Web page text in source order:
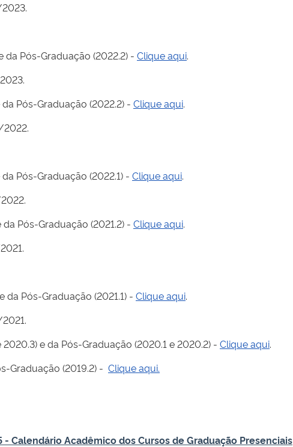
da Pós-Graduação (2022.2) - Clique aqui.
Pós-Graduação (2022.2) - Clique aqui.
Pós-Graduação (2022.1) - Clique aqui.
da Pós-Graduação (2021.2) - Clique aqui.
da Pós-Graduação (2021.1) - Clique aqui.
e da Pós-Graduação (2020.1 e 2020.2) - Clique aqui.
Graduação (2019.2) - Clique aqui.
- Calendário Acadêmico dos Cursos de Graduação Presenciais